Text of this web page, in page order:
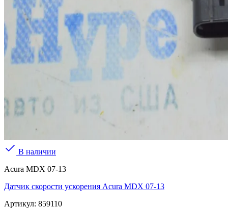
В наличии
Acura MDX 07-13
Датчик скорости ускорения Acura MDX 07-13
Артикул: 859110